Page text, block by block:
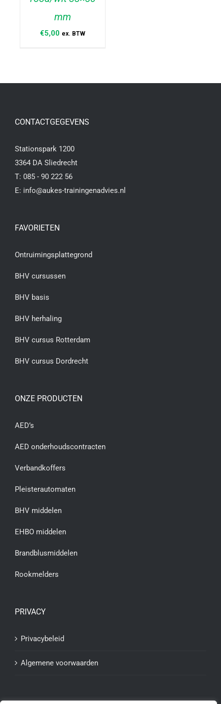
DETAILS
mm
€5,00 ex. BTW
CONTACTGEGEVENS
Stationspark 1200
3364 DA Sliedrecht
T: 085 - 90 222 56
E: info@aukes-trainingenadvies.nl
FAVORIETEN
Ontruimingsplattegrond
BHV cursussen
BHV basis
BHV herhaling
BHV cursus Rotterdam
BHV cursus Dordrecht
ONZE PRODUCTEN
AED’s
AED onderhoudscontracten
Verbandkoffers
Pleisterautomaten
BHV middelen
EHBO middelen
Brandblusmiddelen
Rookmelders
PRIVACY
Privacybeleid
Algemene voorwaarden